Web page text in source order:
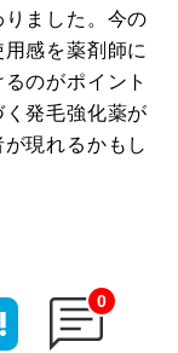
ました。今の
感を薬剤師に
のがポイント
発毛強化薬が
現れるかもし
0